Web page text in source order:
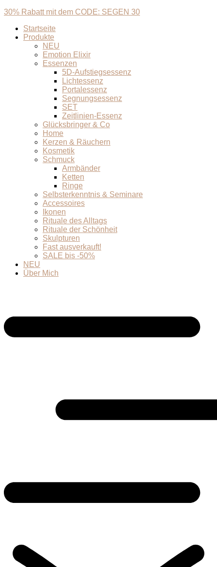
30% Rabatt mit dem CODE: SEGEN 30
Startseite
Produkte
NEU
Emotion Elixir
Essenzen
5D-Aufstiegsessenz
Lichtessenz
Portalessenz
Segnungsessenz
SET
Zeitlinien-Essenz
Glücksbringer & Co
Home
Kerzen & Räuchern
Kosmetik
Schmuck
Armbänder
Ketten
Ringe
Selbsterkenntnis & Seminare
Accessoires
Ikonen
Rituale des Alltags
Rituale der Schönheit
Skulpturen
Fast ausverkauft!
SALE bis -50%
NEU
Über Mich